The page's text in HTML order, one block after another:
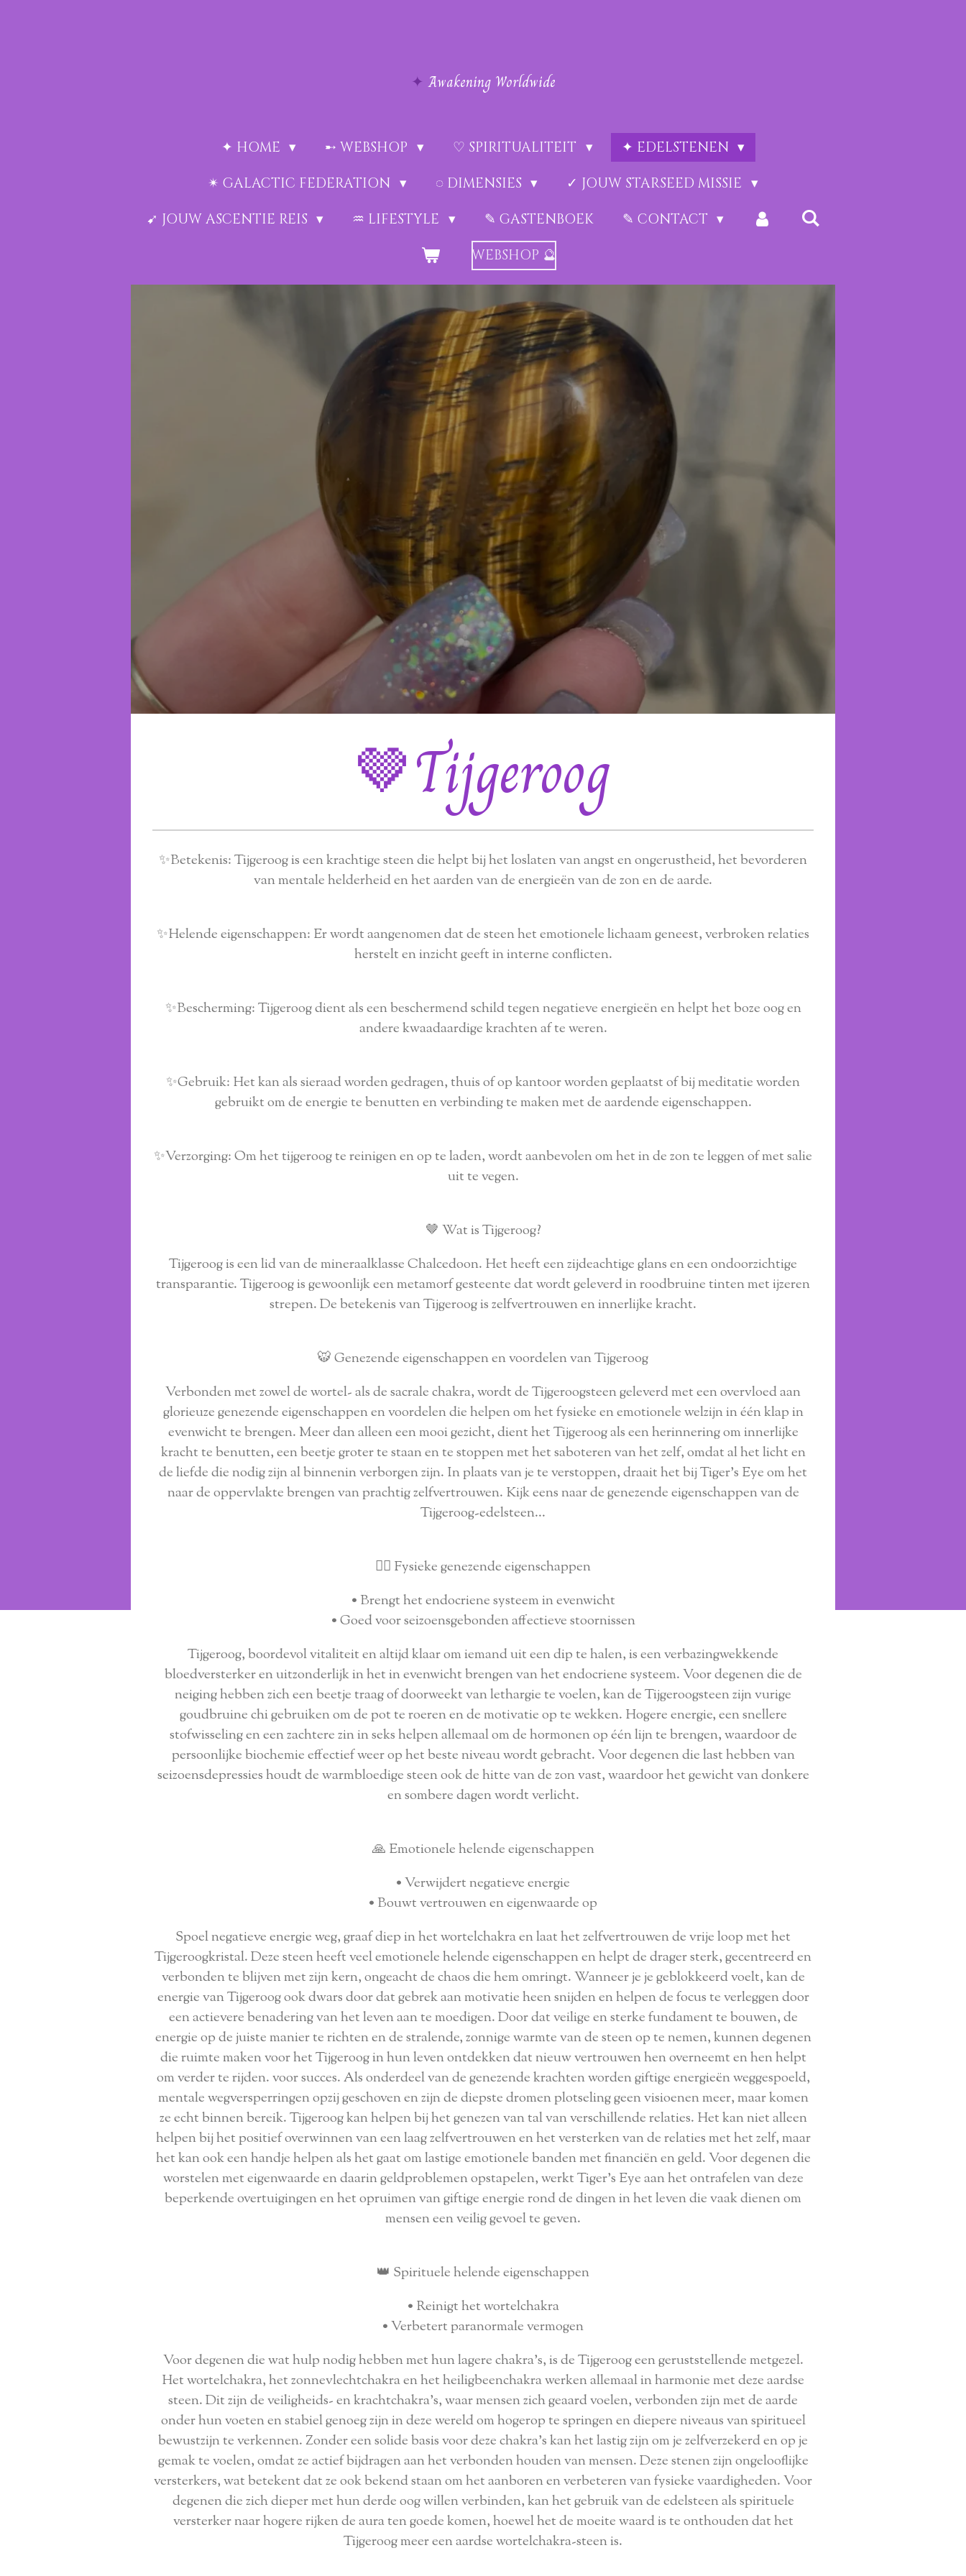
✦ Awakening Worldwide
✦ HOME ➸ WEBSHOP ♡ SPIRITUALITEIT
✦ EDELSTENEN
✴︎ GALACTIC FEDERATION
◌ DIMENSIES
✓ JOUW STARSEED MISSIE
➹ JOUW ASCENTIE REIS
♒︎ LIFESTYLE ✎ GASTENBOEK
✎ CONTACT
WEBSHOP 🔮
🤎Tijgeroog
✨Betekenis: Tijgeroog is een krachtige steen die helpt bij het loslaten van angst en ongerustheid, het bevorderen
van mentale helderheid en het aarden van de energieën van de zon en de aarde.
✨Helende eigenschappen: Er wordt aangenomen dat de steen het emotionele lichaam geneest, verbroken relaties
herstelt en inzicht geeft in interne conflicten.
✨Bescherming: Tijgeroog dient als een beschermend schild tegen negatieve energieën en helpt het boze oog en
andere kwaadaardige krachten af te weren.
✨Gebruik: Het kan als sieraad worden gedragen, thuis of op kantoor worden geplaatst of bij meditatie worden
gebruikt om de energie te benutten en verbinding te maken met de aardende eigenschappen.
✨Verzorging: Om het tijgeroog te reinigen en op te laden, wordt aanbevolen om het in de zon te leggen of met salie
uit te vegen.
🤎 Wat is Tijgeroog?
Tijgeroog is een lid van de mineraalklasse Chalcedoon. Het heeft een zijdeachtige glans en een ondoorzichtige
transparantie. Tijgeroog is gewoonlijk een metamorf gesteente dat wordt geleverd in roodbruine tinten met ijzeren
strepen. De betekenis van Tijgeroog is zelfvertrouwen en innerlijke kracht.
🐯 Genezende eigenschappen en voordelen van Tijgeroog
Verbonden met zowel de wortel- als de sacrale chakra, wordt de Tijgeroogsteen geleverd met een overvloed aan
glorieuze genezende eigenschappen en voordelen die helpen om het fysieke en emotionele welzijn in één klap in
evenwicht te brengen. Meer dan alleen een mooi gezicht, dient het Tijgeroog als een herinnering om innerlijke
kracht te benutten, een beetje groter te staan en te stoppen met het saboteren van het zelf, omdat al het licht en
de liefde die nodig zijn al binnenin verborgen zijn. In plaats van je te verstoppen, draait het bij Tiger's Eye om het
naar de oppervlakte brengen van prachtig zelfvertrouwen. Kijk eens naar de genezende eigenschappen van de
Tijgeroog-edelsteen...
🧘‍♂️ Fysieke genezende eigenschappen
• Brengt het endocriene systeem in evenwicht
• Goed voor seizoensgebonden affectieve stoornissen
Tijgeroog, boordevol vitaliteit en altijd klaar om iemand uit een dip te halen, is een verbazingwekkende
bloedversterker en uitzonderlijk in het in evenwicht brengen van het endocriene systeem. Voor degenen die de
neiging hebben zich een beetje traag of doorweekt van lethargie te voelen, kan de Tijgeroogsteen zijn vurige
goudbruine chi gebruiken om de pot te roeren en de motivatie op te wekken. Hogere energie, een snellere
stofwisseling en een zachtere zin in seks helpen allemaal om de hormonen op één lijn te brengen, waardoor de
persoonlijke biochemie effectief weer op het beste niveau wordt gebracht. Voor degenen die last hebben van
seizoensdepressies houdt de warmbloedige steen ook de hitte van de zon vast, waardoor het gewicht van donkere
en sombere dagen wordt verlicht.
🙏 Emotionele helende eigenschappen
• Verwijdert negatieve energie
• Bouwt vertrouwen en eigenwaarde op
Spoel negatieve energie weg, graaf diep in het wortelchakra en laat het zelfvertrouwen de vrije loop met het
Tijgeroogkristal. Deze steen heeft veel emotionele helende eigenschappen en helpt de drager sterk, gecentreerd en
verbonden te blijven met zijn kern, ongeacht de chaos die hem omringt. Wanneer je je geblokkeerd voelt, kan de
energie van Tijgeroog ook dwars door dat gebrek aan motivatie heen snijden en helpen de focus te verleggen door
een actievere benadering van het leven aan te moedigen. Door dat veilige en sterke fundament te bouwen, de
energie op de juiste manier te richten en de stralende, zonnige warmte van de steen op te nemen, kunnen degenen
die ruimte maken voor het Tijgeroog in hun leven ontdekken dat nieuw vertrouwen hen overneemt en hen helpt
om verder te rijden. voor succes. Als onderdeel van de genezende krachten worden giftige energieën weggespoeld,
mentale wegversperringen opzij geschoven en zijn de diepste dromen plotseling geen visioenen meer, maar komen
ze echt binnen bereik. Tijgeroog kan helpen bij het genezen van tal van verschillende relaties. Het kan niet alleen
helpen bij het positief overwinnen van een laag zelfvertrouwen en het versterken van de relaties met het zelf, maar
het kan ook een handje helpen als het gaat om lastige emotionele banden met financiën en geld. Voor degenen die
worstelen met eigenwaarde en daarin geldproblemen opstapelen, werkt Tiger's Eye aan het ontrafelen van deze
beperkende overtuigingen en het opruimen van giftige energie rond de dingen in het leven die vaak dienen om
mensen een veilig gevoel te geven.
👑 Spirituele helende eigenschappen
• Reinigt het wortelchakra
• Verbetert paranormale vermogen
Voor degenen die wat hulp nodig hebben met hun lagere chakra's, is de Tijgeroog een geruststellende metgezel.
Het wortelchakra, het zonnevlechtchakra en het heiligbeenchakra werken allemaal in harmonie met deze aardse
steen. Dit zijn de veiligheids- en krachtchakra's, waar mensen zich geaard voelen, verbonden zijn met de aarde
onder hun voeten en stabiel genoeg zijn in deze wereld om hogerop te springen en diepere niveaus van spiritueel
bewustzijn te verkennen. Zonder een solide basis voor deze chakra's kan het lastig zijn om je zelfverzekerd en op je
gemak te voelen, omdat ze actief bijdragen aan het verbonden houden van mensen. Deze stenen zijn ongelooflijke
versterkers, wat betekent dat ze ook bekend staan om het aanboren en verbeteren van fysieke vaardigheden. Voor
degenen die zich dieper met hun derde oog willen verbinden, kan het gebruik van de edelsteen als spirituele
versterker naar hogere rijken de aura ten goede komen, hoewel het de moeite waard is te onthouden dat het
Tijgeroog meer een aardse wortelchakra-steen is.